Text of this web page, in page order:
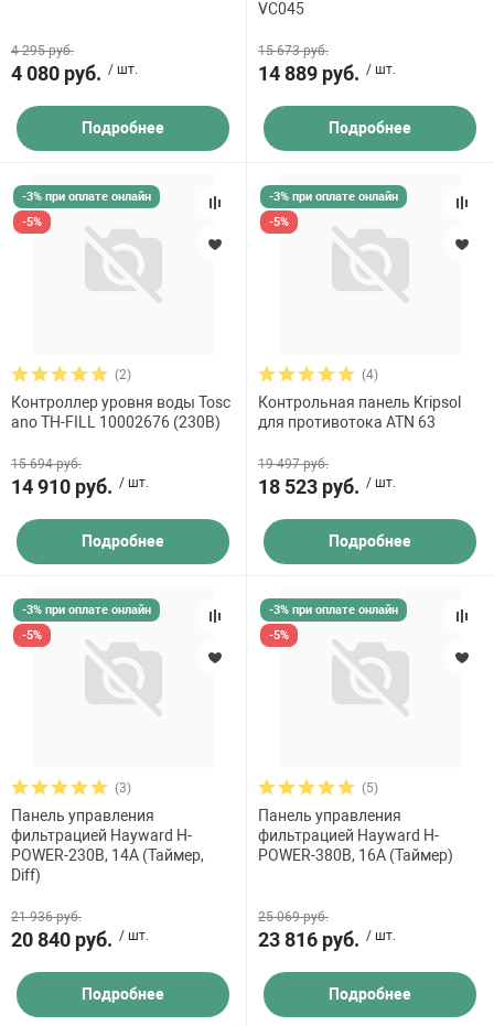
4 295 руб.
4 080 руб. / шт.
Подробнее
VC045
15 673 руб.
14 889 руб. / шт.
Подробнее
-3% при оплате онлайн
-5%
(2)
Контроллер уровня воды Tosc
ano TH-FILL 10002676 (230В)
15 694 руб.
14 910 руб. / шт.
Подробнее
-3% при оплате онлайн
-5%
(4)
Контрольная панель Kripsol
для противотока ATN 63
19 497 руб.
18 523 руб. / шт.
Подробнее
-3% при оплате онлайн
-5%
(3)
Панель управления
фильтрацией Hayward H-
POWER-230В, 14A (Таймер,
Diff)
21 936 руб.
20 840 руб. / шт.
Подробнее
-3% при оплате онлайн
-5%
(5)
Панель управления
фильтрацией Hayward H-
POWER-380В, 16A (Таймер)
25 069 руб.
23 816 руб. / шт.
Подробнее